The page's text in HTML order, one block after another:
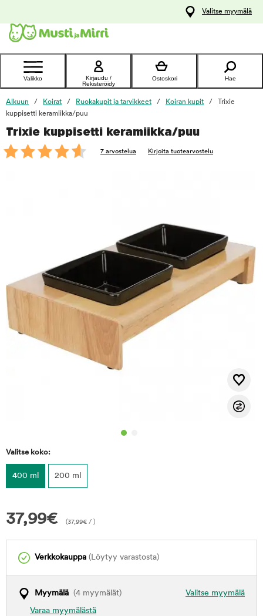
Ota yhteyttä
asiakaspalveluun
Valitse myymälä
Valikko
Kirjaudu /
Rekisteröidy
Ostoskori Hae
Alkuun Koirat Ruokakupit ja tarvikkeet Koiran kupit
Trixie
kuppisetti keramiikka/puu
Trixie kuppisetti keramiikka/puu
7 arvostelua Kirjoita tuotearvostelu
Valitse koko:
400 ml 200 ml
37,99€ (37,99€ / )
Verkkokauppa (Löytyy varastosta)
Valitse myymälä
Myymälä (4 myymälät)
Varaa myymälästä
foo